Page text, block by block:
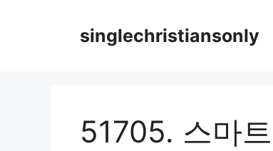
singlechristiansonly
51705. 스마